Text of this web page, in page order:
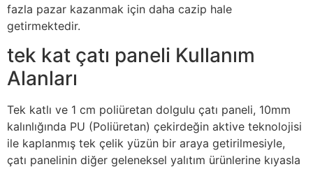
fazla pazar kazanmak için daha cazip hale
getirmektedir.
tek kat çatı paneli Kullanım
Alanları
Tek katlı ve 1 cm poliüretan dolgulu çatı paneli, 10mm
kalınlığında PU (Poliüretan) çekirdeğin aktive teknolojisi
ile kaplanmış tek çelik yüzün bir araya getirilmesiyle,
çatı panelinin diğer geleneksel yalıtım ürünlerine kıyasla